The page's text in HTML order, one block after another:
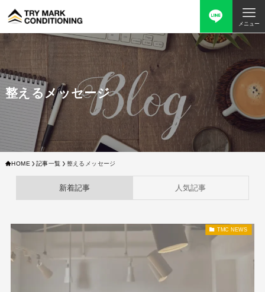
メニュー
整えるメッセージ
HOME 記事一覧 整えるメッセージ
新着記事 人気記事
TMC NEWS